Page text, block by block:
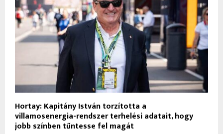
Hortay: Kapitány István torzította a
villamosenergia-rendszer terhelési adatait, hogy
jobb színben tűntesse fel magát